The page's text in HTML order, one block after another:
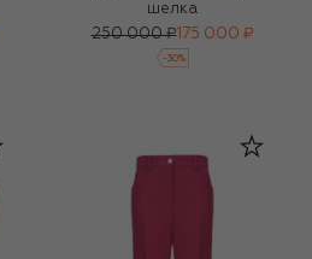
шелка
250 000 ₽175 000 ₽
-30%